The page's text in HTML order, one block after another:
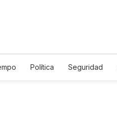
Política Seguridad